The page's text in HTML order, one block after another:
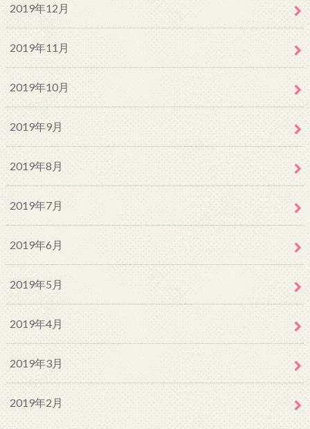
2019年12月
2019年11月
2019年10月
2019年9月
2019年8月
2019年7月
2019年6月
2019年5月
2019年4月
2019年3月
2019年2月